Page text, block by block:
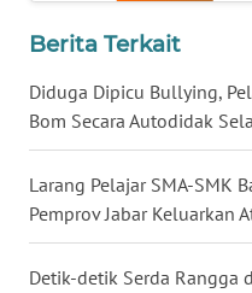
Berita Terkait
Diduga Dipicu Bullying,
Bom Secara Autodidak
Larang Pelajar SMA-SMK
Pemprov Jabar Keluarkan
Detik-detik Serda Rangga
WN